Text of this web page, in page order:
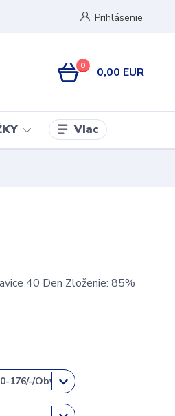
Prihlásenie
0 0,00 EUR
Viac
40 Den Zloženie: 85%